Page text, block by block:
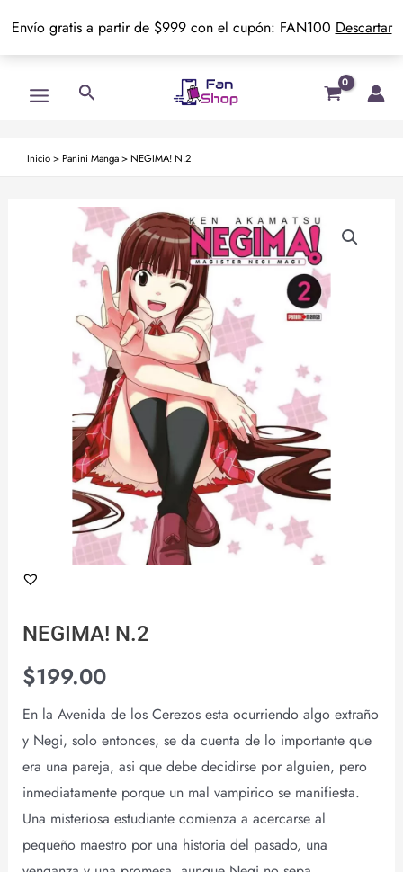
Envío gratis a partir de $999 con el cupón: FAN100 Descartar
Menu
Buscar
Inicio> Panini Manga> NEGIMA! N.2
NEGIMA! N.2
$199.00
En la Avenida de los Cerezos esta ocurriendo algo extraño
y Negi, solo entonces, se da cuenta de lo importante que
era una pareja, asi que debe decidirse por alguien, pero
inmediatamente porque un mal vampirico se manifiesta.
Una misteriosa estudiante comienza a acercarse al
pequeño maestro por una historia del pasado, una